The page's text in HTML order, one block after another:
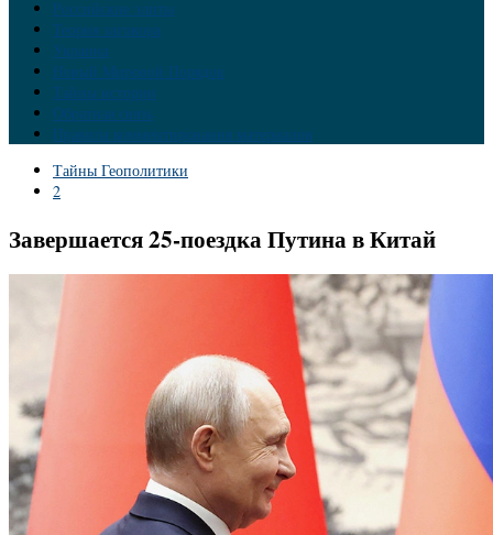
Российские элиты
Теория заговора
Украина
Новый Мировой Порядок
Тайны истории
Обратная связь
Правила комментирования материалов
Тайны Геополитики
2
Завершается 25-поездка Путина в Китай